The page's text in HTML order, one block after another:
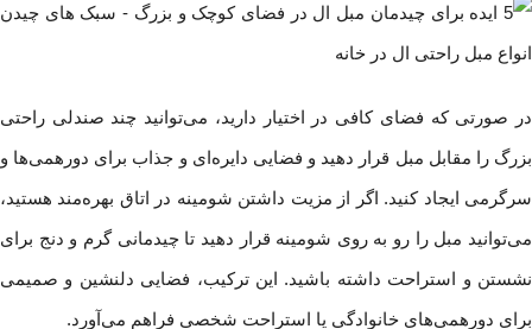
در صورتی که فضای کافی در اختیار دارید، می‌توانید چند صندلی راحتی
بزرگ را مقابل مبل قرار دهید و فضایی دایره‌ای و جذاب برای دورهمی‌ها و
سرگرمی ایجاد کنید. اگر از مزیت داشتن شومینه در اتاق بهره‌مند هستید،
می‌توانید مبل را رو به روی شومینه قرار دهید تا چیدمانی گرم و دنج برای
نشستن و استراحت داشته باشید. این ترکیب، فضایی دلنشین و صمیمی
برای دورهمی‌های خانوادگی یا استراحت شخصی فراهم می‌آورد.